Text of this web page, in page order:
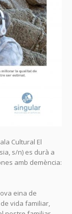
Cultural El
s/n) es durà a
amb demència:
eina de
vida familiar,